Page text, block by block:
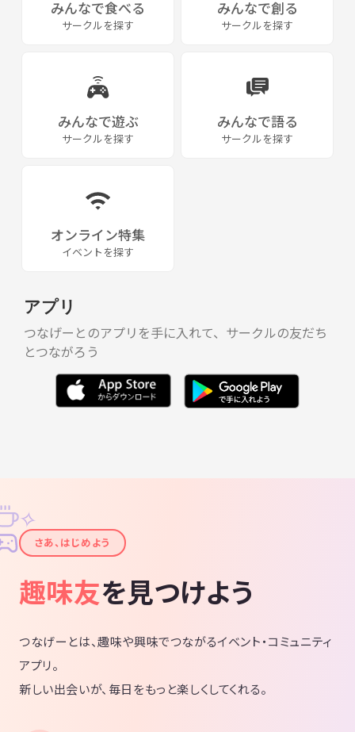
みんなで食べる
サークルを探す
みんなで創る
サークルを探す
みんなで遊ぶ
サークルを探す
みんなで語る
サークルを探す
オンライン特集
イベントを探す
アプリ
つなげーとのアプリを手に入れて、サークルの友だち
とつながろう
✦
✧
さあ、はじめよう
趣味友を見つけよう
つなげーとは、趣味や興味でつながるイベント・コミュニティ
アプリ。
新しい出会いが、毎日をもっと楽しくしてくれる。